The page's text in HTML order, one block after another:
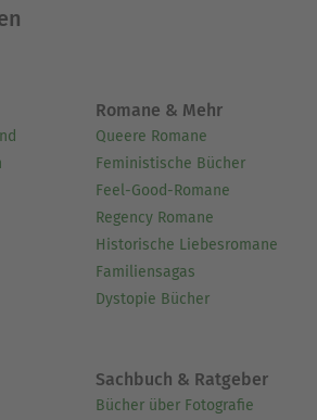
Romane & Mehr
Queere Romane
Feministische Bücher
Feel-Good-Romane
Regency Romane
Historische Liebesromane
Familiensagas
Dystopie Bücher
Sachbuch & Ratgeber
Bücher über Fotografie